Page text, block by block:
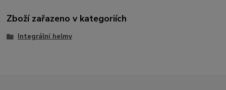
Zboží zařazeno v kategoriích
Integrální helmy